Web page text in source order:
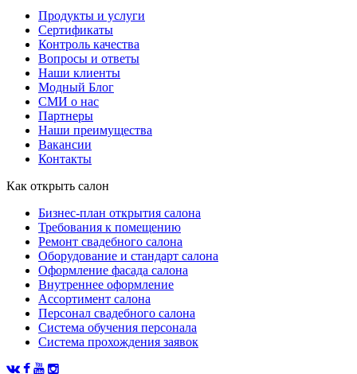
Продукты и услуги
Сертификаты
Контроль качества
Вопросы и ответы
Наши клиенты
Модный Блог
СМИ о нас
Партнеры
Наши преимущества
Вакансии
Контакты
Как открыть салон
Бизнес-план открытия салона
Требования к помещению
Ремонт свадебного салона
Оборудование и стандарт салона
Оформление фасада салона
Внутреннее оформление
Ассортимент салона
Персонал свадебного салона
Система обучения персонала
Система прохождения заявок